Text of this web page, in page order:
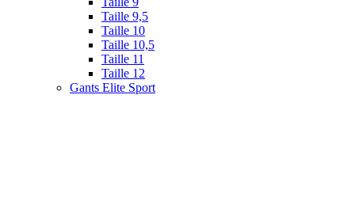
Taille 9,5
Taille 10
Taille 10,5
Taille 11
Taille 12
Gants Elite Sport